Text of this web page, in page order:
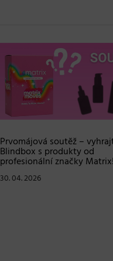
Prvomájová soutěž –
Blindbox s produkty od
profesionální značky
30. 04. 2026